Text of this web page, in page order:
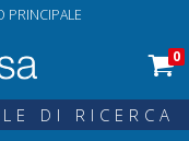
PRINCIPALE
0
DI RICERCA